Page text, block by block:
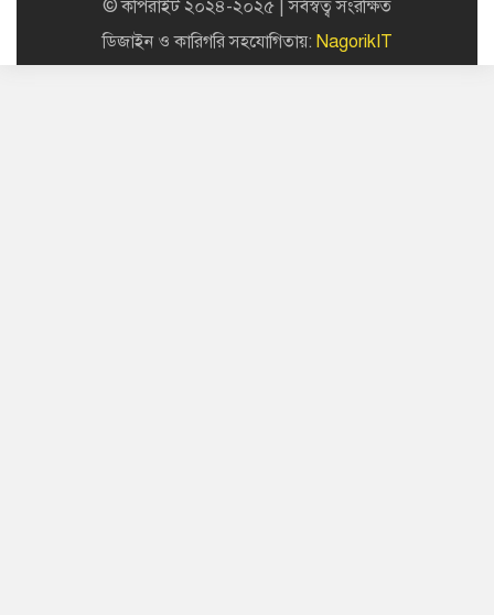
© কপিরাইট ২০২৪-২০২৫ | সর্বস্বত্ব সংরক্ষিত
ডিজাইন ও কারিগরি সহযোগিতায়: NagorikIT